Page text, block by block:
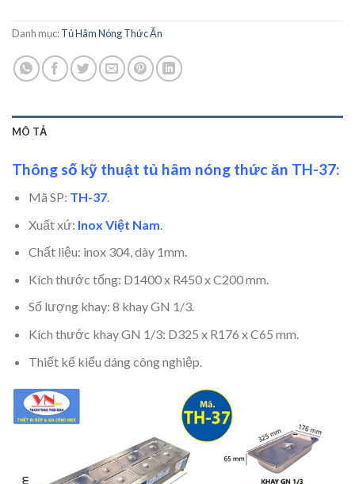
Danh mục:Tủ Hâm Nóng Thức Ăn
MÔ TẢ
Thông số kỹ thuật tủ hâm nóng thức ăn TH-37:
Mã SP: TH-37.
Xuất xứ: Inox Việt Nam
Chất liệu: inox 304, dày 1mm.
Kích thước tổng: D1400 x R450 x C200 mm.
Số lượng khay: 8 khay GN 1/3.
Kích thước khay GN 1/3: D325 x R176 x C65 mm.
Thiết kế kiểu dáng công nghiệp.